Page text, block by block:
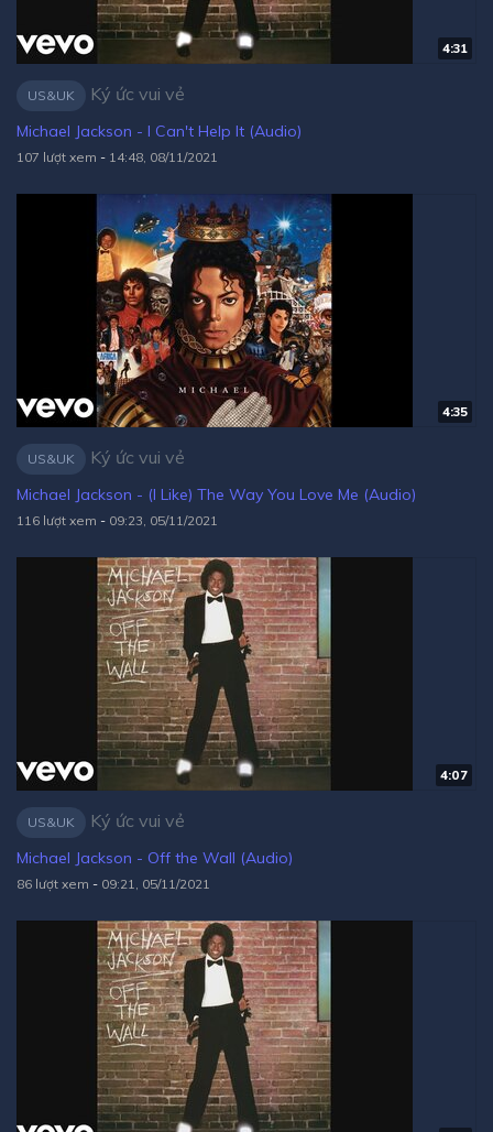
4:31
US&UK Ký ức vui vẻ
Michael Jackson - I Can't Help It (Audio)
107 lượt xem - 14:48, 08/11/2021
4:35
US&UK Ký ức vui vẻ
Michael Jackson - (I Like) The Way You Love Me (Audio)
116 lượt xem - 09:23, 05/11/2021
4:07
US&UK Ký ức vui vẻ
Michael Jackson - Off the Wall (Audio)
86 lượt xem - 09:21, 05/11/2021